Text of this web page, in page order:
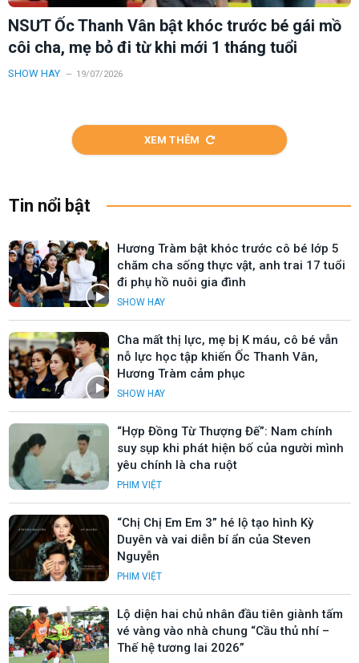
NSƯT Ốc Thanh Vân bật khóc trước bé gái mồ
côi cha, mẹ bỏ đi từ khi mới 1 tháng tuổi
SHOW HAY 19/07/2026
XEM THÊM
Tin nổi bật
Hương Tràm bật khóc trước cô bé lớp 5
chăm cha sống thực vật, anh trai 17 tuổi
đi phụ hồ nuôi gia đình
SHOW HAY
Cha mất thị lực, mẹ bị K máu, cô bé vẫn
nỗ lực học tập khiến Ốc Thanh Vân,
Hương Tràm cảm phục
SHOW HAY
“Hợp Đồng Từ Thượng Đế”: Nam chính
suy sụp khi phát hiện bố của người mình
yêu chính là cha ruột
PHIM VIỆT
“Chị Chị Em Em 3” hé lộ tạo hình Kỳ
Duyên và vai diễn bí ẩn của Steven
Nguyễn
PHIM VIỆT
Lộ diện hai chủ nhân đầu tiên giành tấm
vé vàng vào nhà chung “Cầu thủ nhí –
Thế hệ tương lai 2026”